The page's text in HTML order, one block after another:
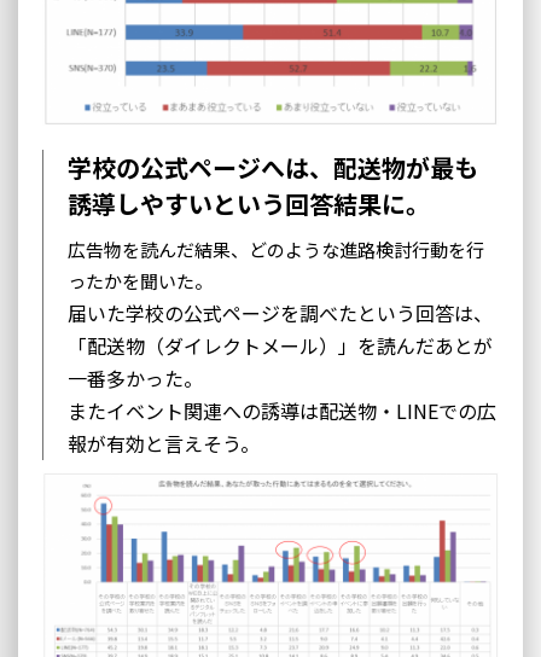
学校の公式ページへは、配送物が最も
誘導しやすいという回答結果に。
広告物を読んだ結果、どのような進路検討行動を行
ったかを聞いた。
届いた学校の公式ページを調べたという回答は、
「配送物（ダイレクトメール）」を読んだあとが
一番多かった。
またイベント関連への誘導は配送物・LINEでの広
報が有効と言えそう。